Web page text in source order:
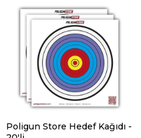
Poligun Store Hedef Kağıdı -